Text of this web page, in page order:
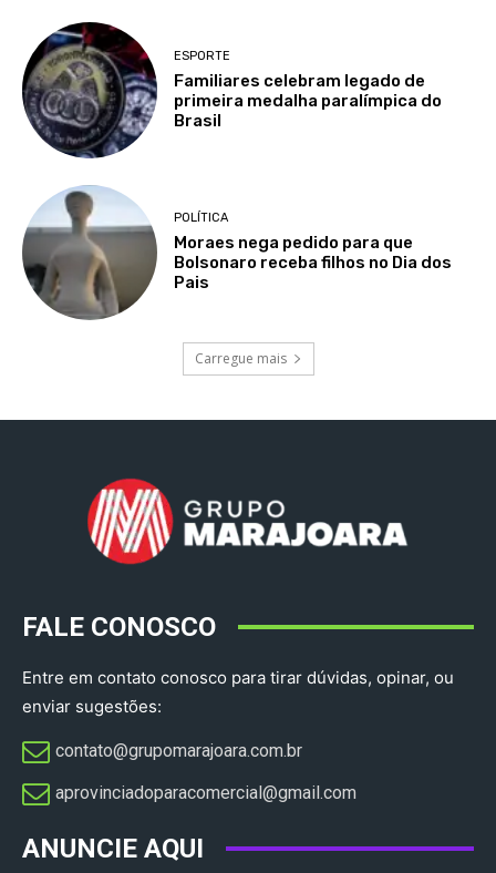
ESPORTE
Familiares celebram legado de
primeira medalha paralímpica do
Brasil
POLÍTICA
Moraes nega pedido para que
Bolsonaro receba filhos no Dia dos
Pais
Carregue mais
FALE CONOSCO
Entre em contato conosco para tirar dúvidas, opinar, ou
enviar sugestões:
contato@grupomarajoara.com.br
aprovinciadoparacomercial@gmail.com​
ANUNCIE AQUI